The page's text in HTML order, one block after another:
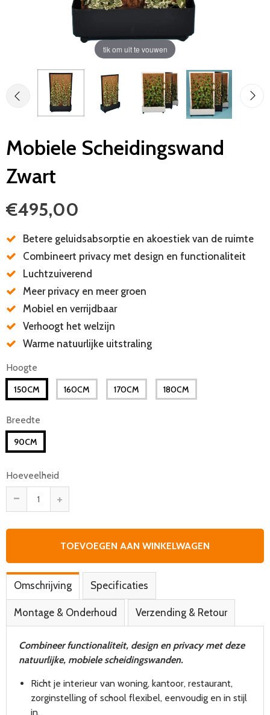
tik om uit te vouwen
Mobiele Scheidingswand
Zwart
€495,00
Betere geluidsabsorptie en akoestiek van de ruimte
Combineert privacy met design en functionaliteit
Luchtzuiverend
Meer privacy en meer groen
Mobiel en verrijdbaar
Verhoogt het welzijn
Warme natuurlijke uitstraling
Hoogte
150CM 160CM 170CM 180CM
Breedte
90CM
Hoeveelheid
- +
TOEVOEGEN AAN WINKELWAGEN
Omschrijving Specificaties
Montage & Onderhoud Verzending & Retour
Combineer functionaliteit, design en privacy met deze
natuurlijke, mobiele scheidingswanden.
Richt je interieur van woning, kantoor, restaurant,
zorginstelling of school flexibel, eenvoudig en in stijl
in.
Japanse Esdoorns
Snoei Gereedschap
Taxus baccata Kegel
Taxus baccata Spiraal
Thuja occidentalis 'Yellow Ribbon' Spiraal
Thuja occidentalis Brabant Spiraal
Bolvormen
Osmanthus burckwoodii bol
Prunus lusitanica Angustifolia bollen
Taxus bollen
Ilex crenata bollen